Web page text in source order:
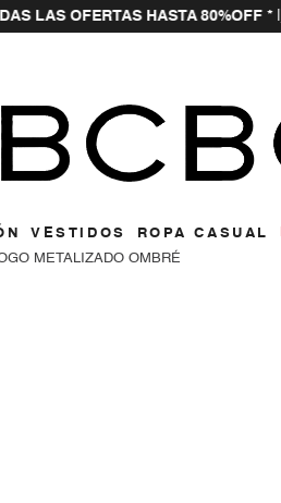
LAS OFERTAS HASTA 80%OFF *|
VESTIDOS ROPA CASUAL
METALIZADO OMBRÉ